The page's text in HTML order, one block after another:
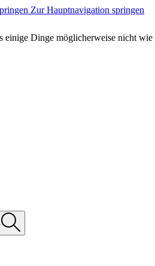
Zur Hauptnavigation springen
einige Dinge möglicherweise nicht